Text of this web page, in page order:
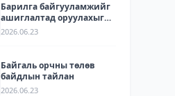
Барилга байгууламжийг
ашиглалтад оруулахыг
зөвшөөрсөн акт
2026.06.23
Байгаль орчны төлөв
байдлын тайлан
2026.06.23